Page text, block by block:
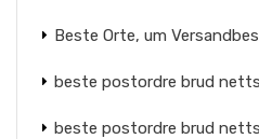
Beste Orte, um
beste postordre brud
beste postordre brud